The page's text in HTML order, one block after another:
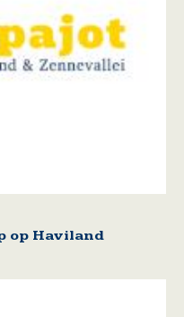
op Haviland